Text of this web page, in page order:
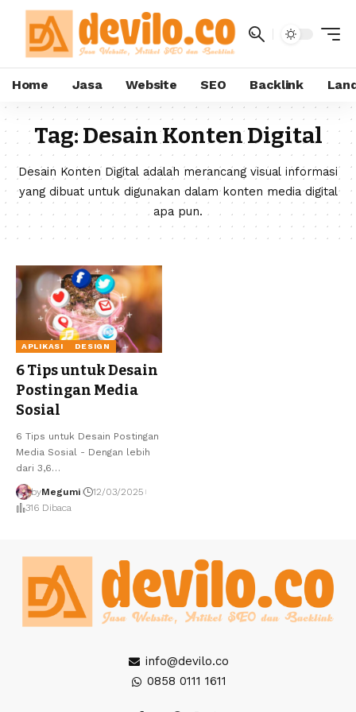
Home Jasa Website SEO Backlink
Tag: Desain Konten Digital
Desain Konten Digital adalah merancang visual informasi
yang dibuat untuk digunakan dalam konten media digital
apa pun.
APLIKASI DESIGN
6 Tips untuk Desain
Postingan Media
Sosial
6 Tips untuk Desain Postingan
Media Sosial - Dengan lebih
dari 3,6…
byMegumi
12/03/2025
316 Dibaca
info@devilo.co
0858 0111 1611